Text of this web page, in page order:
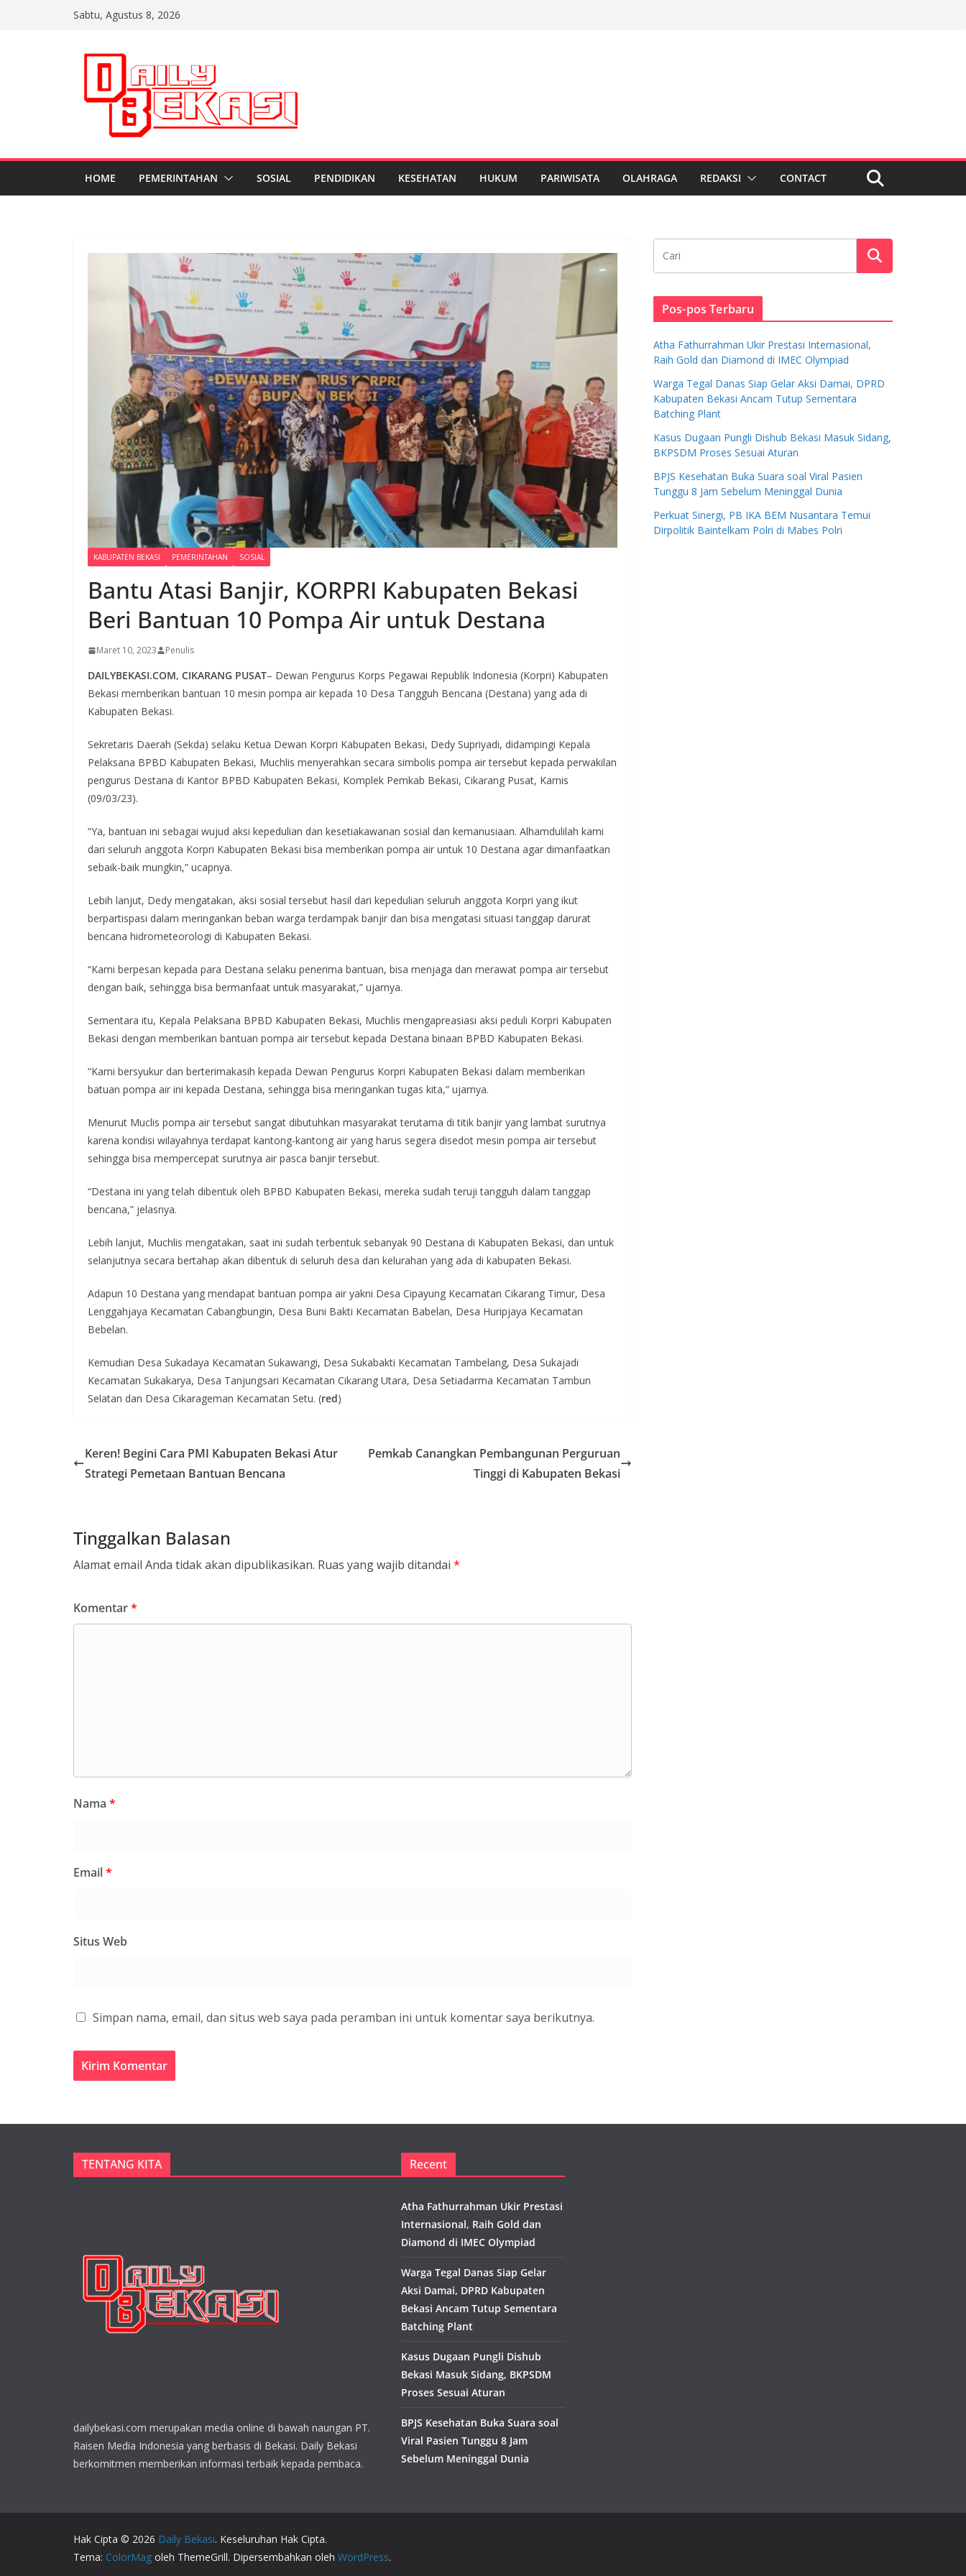
Sabtu, Agustus 8, 2026
HOME PEMERINTAHAN SOSIAL PENDIDIKAN KESEHATAN HUKUM PARIWISATA OLAHRAGA REDAKSI CONTACT
KABUPATEN BEKASI PEMERINTAHAN SOSIAL
Bantu Atasi Banjir, KORPRI Kabupaten Bekasi
Beri Bantuan 10 Pompa Air untuk Destana
Maret 10, 2023 Penulis
DAILYBEKASI.COM, CIKARANG PUSAT– Dewan Pengurus Korps Pegawai Republik Indonesia (Korpri) Kabupaten
Bekasi memberikan bantuan 10 mesin pompa air kepada 10 Desa Tangguh Bencana (Destana) yang ada di
Kabupaten Bekasi.
Sekretaris Daerah (Sekda) selaku Ketua Dewan Korpri Kabupaten Bekasi, Dedy Supriyadi, didampingi Kepala
Pelaksana BPBD Kabupaten Bekasi, Muchlis menyerahkan secara simbolis pompa air tersebut kepada perwakilan
pengurus Destana di Kantor BPBD Kabupaten Bekasi, Komplek Pemkab Bekasi, Cikarang Pusat, Kamis
(09/03/23).
“Ya, bantuan ini sebagai wujud aksi kepedulian dan kesetiakawanan sosial dan kemanusiaan. Alhamdulilah kami
dari seluruh anggota Korpri Kabupaten Bekasi bisa memberikan pompa air untuk 10 Destana agar dimanfaatkan
sebaik-baik mungkin,” ucapnya.
Lebih lanjut, Dedy mengatakan, aksi sosial tersebut hasil dari kepedulian seluruh anggota Korpri yang ikut
berpartispasi dalam meringankan beban warga terdampak banjir dan bisa mengatasi situasi tanggap darurat
bencana hidrometeorologi di Kabupaten Bekasi.
“Kami berpesan kepada para Destana selaku penerima bantuan, bisa menjaga dan merawat pompa air tersebut
dengan baik, sehingga bisa bermanfaat untuk masyarakat,” ujarnya.
Sementara itu, Kepala Pelaksana BPBD Kabupaten Bekasi, Muchlis mengapreasiasi aksi peduli Korpri Kabupaten
Bekasi dengan memberikan bantuan pompa air tersebut kepada Destana binaan BPBD Kabupaten Bekasi.
“Kami bersyukur dan berterimakasih kepada Dewan Pengurus Korpri Kabupaten Bekasi dalam memberikan
batuan pompa air ini kepada Destana, sehingga bisa meringankan tugas kita,” ujarnya.
Menurut Muclis pompa air tersebut sangat dibutuhkan masyarakat terutama di titik banjir yang lambat surutnya
karena kondisi wilayahnya terdapat kantong-kantong air yang harus segera disedot mesin pompa air tersebut
sehingga bisa mempercepat surutnya air pasca banjir tersebut.
“Destana ini yang telah dibentuk oleh BPBD Kabupaten Bekasi, mereka sudah teruji tangguh dalam tanggap
bencana,” jelasnya.
Lebih lanjut, Muchlis mengatakan, saat ini sudah terbentuk sebanyak 90 Destana di Kabupaten Bekasi, dan untuk
selanjutnya secara bertahap akan dibentuk di seluruh desa dan kelurahan yang ada di kabupaten Bekasi.
Adapun 10 Destana yang mendapat bantuan pompa air yakni Desa Cipayung Kecamatan Cikarang Timur, Desa
Lenggahjaya Kecamatan Cabangbungin, Desa Buni Bakti Kecamatan Babelan, Desa Huripjaya Kecamatan
Bebelan.
Kemudian Desa Sukadaya Kecamatan Sukawangi, Desa Sukabakti Kecamatan Tambelang, Desa Sukajadi
Kecamatan Sukakarya, Desa Tanjungsari Kecamatan Cikarang Utara, Desa Setiadarma Kecamatan Tambun
Selatan dan Desa Cikarageman Kecamatan Setu. (red)
Keren! Begini Cara PMI Kabupaten Bekasi Atur
Strategi Pemetaan Bantuan Bencana
Pemkab Canangkan Pembangunan Perguruan
Tinggi di Kabupaten Bekasi
Tinggalkan Balasan
Alamat email Anda tidak akan dipublikasikan. Ruas yang wajib ditandai *
Komentar*
Nama *
Email*
Situs Web
Simpan nama, email, dan situs web saya pada peramban ini untuk komentar saya berikutnya.
Pos-pos Terbaru
Atha Fathurrahman Ukir Prestasi Internasional,
Raih Gold dan Diamond di IMEC Olympiad
Warga Tegal Danas Siap Gelar Aksi Damai, DPRD
Kabupaten Bekasi Ancam Tutup Sementara
Batching Plant
Kasus Dugaan Pungli Dishub Bekasi Masuk Sidang,
BKPSDM Proses Sesuai Aturan
BPJS Kesehatan Buka Suara soal Viral Pasien
Tunggu 8 Jam Sebelum Meninggal Dunia
Perkuat Sinergi, PB IKA BEM Nusantara Temui
Dirpolitik Baintelkam Polri di Mabes Polri
TENTANG KITA
dailybekasi.com merupakan media online di bawah naungan PT.
Raisen Media Indonesia yang berbasis di Bekasi. Daily Bekasi
berkomitmen memberikan informasi terbaik kepada pembaca.
Recent
Atha Fathurrahman Ukir Prestasi
Internasional, Raih Gold dan
Diamond di IMEC Olympiad
Warga Tegal Danas Siap Gelar
Aksi Damai, DPRD Kabupaten
Bekasi Ancam Tutup Sementara
Batching Plant
Kasus Dugaan Pungli Dishub
Bekasi Masuk Sidang, BKPSDM
Proses Sesuai Aturan
BPJS Kesehatan Buka Suara soal
Viral Pasien Tunggu 8 Jam
Sebelum Meninggal Dunia
Hak Cipta © 2026 Daily Bekasi. Keseluruhan Hak Cipta.
Tema: ColorMag oleh ThemeGrill. Dipersembahkan oleh WordPress.